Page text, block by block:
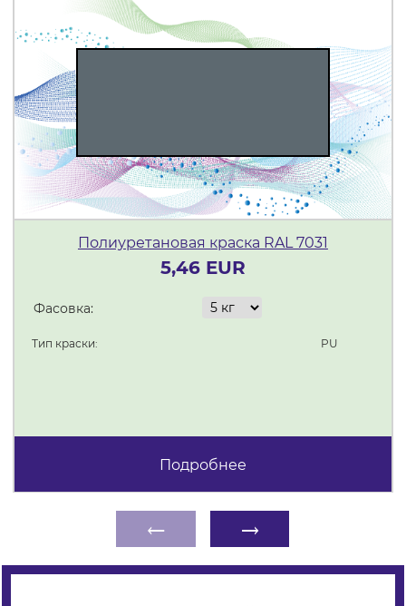
Полиуретановая краска RAL 7031
5,46 EUR
Фасовка:
Тип краски: PU
Подробнее
← →